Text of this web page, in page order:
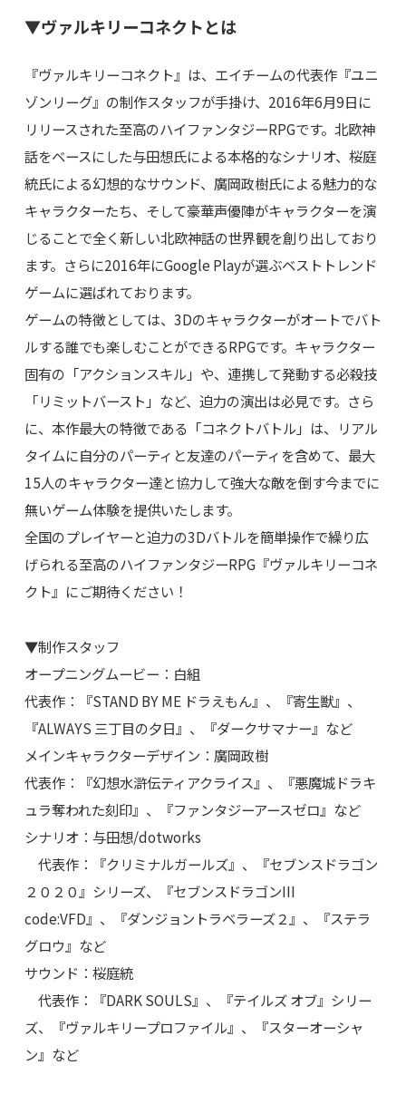
▼ヴァルキリーコネクトとは
『ヴァルキリーコネクト』は、エイチームの代表作『ユニ
ゾンリーグ』の制作スタッフが手掛け、2016年6月9日に
リリースされた至高のハイファンタジーRPGです。北欧神
話をベースにした与田想氏による本格的なシナリオ、桜庭
統氏による幻想的なサウンド、廣岡政樹氏による魅力的な
キャラクターたち、そして豪華声優陣がキャラクターを演
じることで全く新しい北欧神話の世界観を創り出しており
ます。さらに2016年にGoogle Playが選ぶベストトレンド
ゲームに選ばれております。
ゲームの特徴としては、3Dのキャラクターがオートでバト
ルする誰でも楽しむことができるRPGです。キャラクター
固有の「アクションスキル」や、連携して発動する必殺技
「リミットバースト」など、迫力の演出は必見です。さら
に、本作最大の特徴である「コネクトバトル」は、リアル
タイムに自分のパーティと友達のパーティを含めて、最大
15人のキャラクター達と協力して強大な敵を倒す今までに
無いゲーム体験を提供いたします。
全国のプレイヤーと迫力の3Dバトルを簡単操作で繰り広
げられる至高のハイファンタジーRPG『ヴァルキリーコネ
クト』にご期待ください！
▼制作スタッフ
オープニングムービー：白組
代表作：『STAND BY ME ドラえもん』、『寄生獣』、
『ALWAYS 三丁目の夕日』、『ダークサマナー』など
メインキャラクターデザイン：廣岡政樹
代表作：『幻想水滸伝ティアクライス』、『悪魔城ドラキ
ュラ奪われた刻印』、『ファンタジーアースゼロ』など
シナリオ：与田想/dotworks
代表作：『クリミナルガールズ』、『セブンスドラゴン
２０２０』シリーズ、『セブンスドラゴンIII
code:VFD』、『ダンジョントラベラーズ２』、『ステラ
グロウ』など
サウンド：桜庭統
代表作：『DARK SOULS』、『テイルズ オブ』シリー
ズ、『ヴァルキリープロファイル』、『スターオーシャ
ン』など